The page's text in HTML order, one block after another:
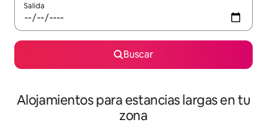
Salida
Buscar
Alojamientos para estancias largas en tu
zona